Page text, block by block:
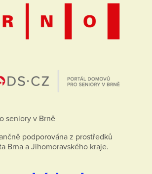
seniory v Brně
podporována z prostředků
Brna a Jihomoravského kraje.